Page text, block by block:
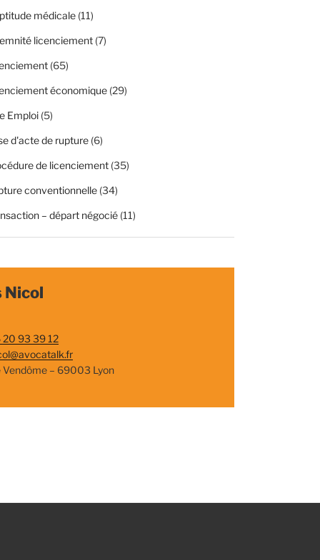
médicale(11)
licenciement(7)
(65)
économique(29)
Emploi(5)
d'acte de rupture(6)
de licenciement(35)
conventionnelle(34)
– départ négocié(11)
Nicol
93 39 12
Vendôme – 69003 Lyon